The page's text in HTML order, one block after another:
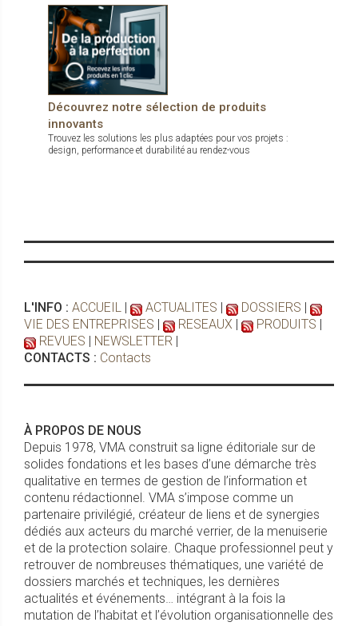
Découvrez notre sélection de produits
innovants
Trouvez les solutions les plus adaptées pour vos projets :
design, performance et durabilité au rendez-vous
L'INFO : ACCUEIL | ACTUALITES | DOSSIERS |
VIE DES ENTREPRISES | RESEAUX | PRODUITS |
REVUES | NEWSLETTER |
CONTACTS : Contacts
À PROPOS DE NOUS
Depuis 1978, VMA construit sa ligne éditoriale sur de
solides fondations et les bases d’une démarche très
qualitative en termes de gestion de l’information et
contenu rédactionnel. VMA s’impose comme un
partenaire privilégié, créateur de liens et de synergies
dédiés aux acteurs du marché verrier, de la menuiserie
et de la protection solaire. Chaque professionnel peut y
retrouver de nombreuses thématiques, une variété de
dossiers marchés et techniques, les dernières
actualités et événements… intégrant à la fois la
mutation de l’habitat et l’évolution organisationnelle des